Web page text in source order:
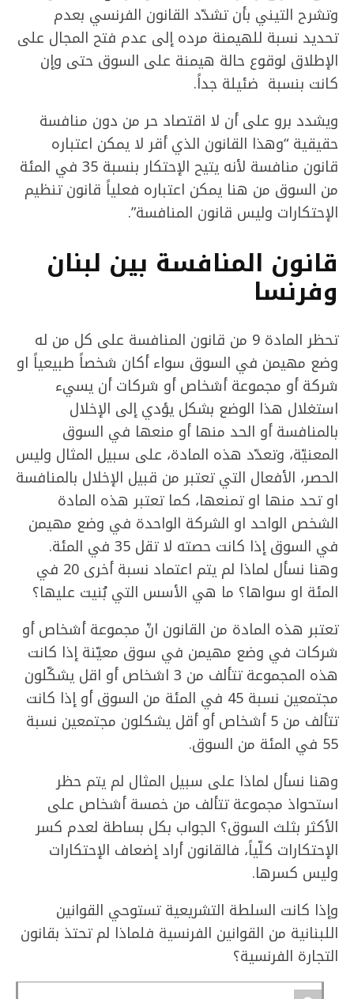
وتشرح التيني بأن تشدّد القانون الفرنسي بعدم
تحديد نسبة للهيمنة مرده إلى عدم فتح المجال على
الإطلاق لوقوع حالة هيمنة على السوق حتى وإن
كانت بنسبة ضئيلة جداً.
ويشدد برو على أن لا اقتصاد حر من دون منافسة
حقيقية “وهذا القانون الذي أقر لا يمكن اعتباره
قانون منافسة لأنه يتيح الإحتكار بنسبة 35 في المئة
من السوق من هنا يمكن اعتباره فعلياً قانون تنظيم
الإحتكارات وليس قانون المنافسة”.
قانون المنافسة بين لبنان
وفرنسا
تحظر المادة 9 من قانون المنافسة على كل من له
وضع مهيمن في السوق سواء أكان شخصاً طبيعياً او
شركة أو مجموعة أشخاص أو شركات أن يسيء
استغلال هذا الوضع بشكل يؤدي إلى الإخلال
بالمنافسة أو الحد منها أو منعها في السوق
المعنيّة، وتعدّد هذه المادة، على سبيل المثال وليس
الحصر، الأفعال التي تعتبر من قبيل الإخلال بالمنافسة
او تحد منها او تمنعها، كما تعتبر هذه المادة
الشخص الواحد او الشركة الواحدة في وضع مهيمن
في السوق إذا كانت حصته لا تقل 35 في المئة.
وهنا نسأل لماذا لم يتم اعتماد نسبة أخرى 20 في
المئة او سواها؟ ما هي الأسس التي بُنيت عليها؟
تعتبر هذه المادة من القانون انّ مجموعة أشخاص أو
شركات في وضع مهيمن في سوق معيّنة إذا كانت
هذه المجموعة تتألف من 3 اشخاص أو اقل يشكّلون
مجتمعين نسبة 45 في المئة من السوق أو إذا كانت
تتألف من 5 أشخاص أو أقل يشكلون مجتمعين نسبة
55 في المئة من السوق.
وهنا نسأل لماذا على سبيل المثال لم يتم حظر
استحواذ مجموعة تتألف من خمسة أشخاص على
الأكثر بثلث السوق؟ الجواب بكل بساطة لعدم كسر
الإحتكارات كلّياً، فالقانون أراد إضعاف الإحتكارات
وليس كسرها.
وإذا كانت السلطة التشريعية تستوحي القوانين
اللبنانية من القوانين الفرنسية فلماذا لم تحتذ بقانون
التجارة الفرنسية؟